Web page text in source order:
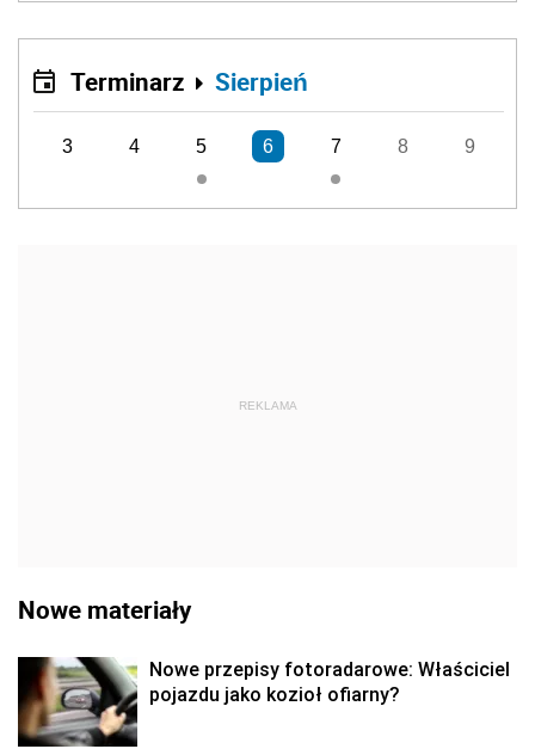
Terminarz Sierpień
3 4 5 6 7 8 9
REKLAMA
Nowe materiały
Nowe przepisy fotoradarowe: Właściciel
pojazdu jako kozioł ofiarny?